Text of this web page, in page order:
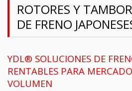
ROTORES Y
DE FRENO
YDL® SOLUCIONES DE
RENTABLES PARA
VOLUMEN